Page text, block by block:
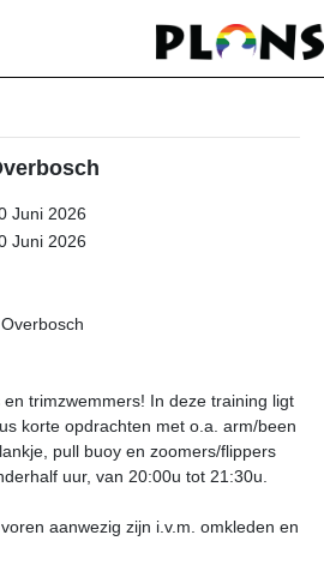
Juni 2026
Juni 2026
trimzwemmers! In deze training ligt
korte opdrachten met o.a. arm/been
pull buoy en zoomers/flippers
uur, van 20:00u tot 21:30u.
aanwezig zijn i.v.m. omkleden en